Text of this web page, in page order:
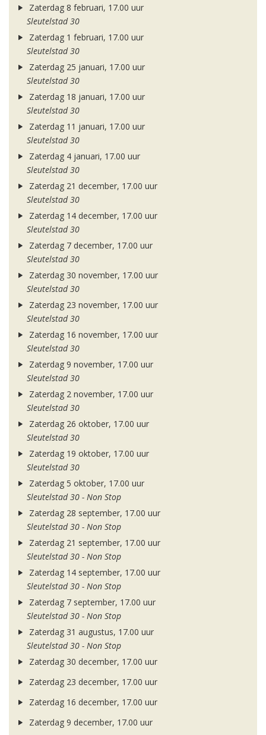
Zaterdag 8 februari, 17.00 uur
Sleutelstad 30
Zaterdag 1 februari, 17.00 uur
Sleutelstad 30
Zaterdag 25 januari, 17.00 uur
Sleutelstad 30
Zaterdag 18 januari, 17.00 uur
Sleutelstad 30
Zaterdag 11 januari, 17.00 uur
Sleutelstad 30
Zaterdag 4 januari, 17.00 uur
Sleutelstad 30
Zaterdag 21 december, 17.00 uur
Sleutelstad 30
Zaterdag 14 december, 17.00 uur
Sleutelstad 30
Zaterdag 7 december, 17.00 uur
Sleutelstad 30
Zaterdag 30 november, 17.00 uur
Sleutelstad 30
Zaterdag 23 november, 17.00 uur
Sleutelstad 30
Zaterdag 16 november, 17.00 uur
Sleutelstad 30
Zaterdag 9 november, 17.00 uur
Sleutelstad 30
Zaterdag 2 november, 17.00 uur
Sleutelstad 30
Zaterdag 26 oktober, 17.00 uur
Sleutelstad 30
Zaterdag 19 oktober, 17.00 uur
Sleutelstad 30
Zaterdag 5 oktober, 17.00 uur
Sleutelstad 30 - Non Stop
Zaterdag 28 september, 17.00 uur
Sleutelstad 30 - Non Stop
Zaterdag 21 september, 17.00 uur
Sleutelstad 30 - Non Stop
Zaterdag 14 september, 17.00 uur
Sleutelstad 30 - Non Stop
Zaterdag 7 september, 17.00 uur
Sleutelstad 30 - Non Stop
Zaterdag 31 augustus, 17.00 uur
Sleutelstad 30 - Non Stop
Zaterdag 30 december, 17.00 uur
Zaterdag 23 december, 17.00 uur
Zaterdag 16 december, 17.00 uur
Zaterdag 9 december, 17.00 uur